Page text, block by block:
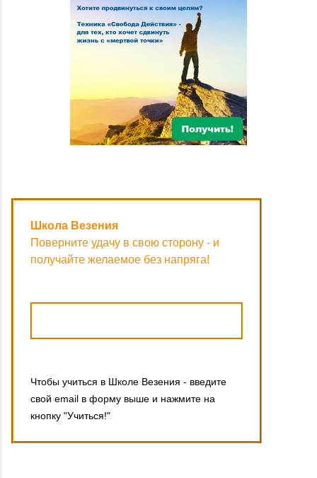
Школа Везения
Поверните удачу в свою сторону - и
получайте желаемое без напряга!
Чтобы учиться в Школе Везения - введите
свой email в форму выше и нажмите на
кнопку "Учиться!"